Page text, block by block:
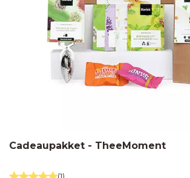
Cadeaupakket - TheeMoment